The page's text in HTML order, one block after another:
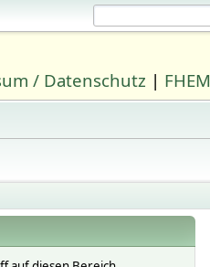
/ Datenschutz | FHEM